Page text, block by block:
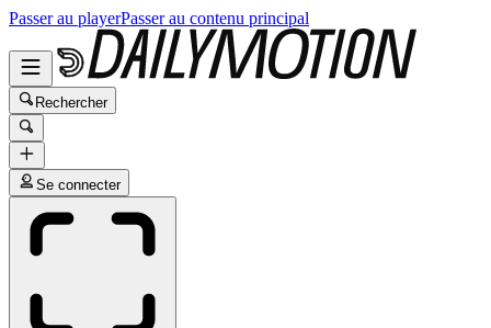
Passer au playerPasser au contenu principal
Rechercher
Se connecter